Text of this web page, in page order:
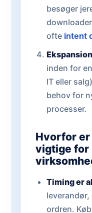
besøger
ofte intent
inden for
IT eller
behov for
processer.
Hvorfor
vigtige for
Timing er
ordren.